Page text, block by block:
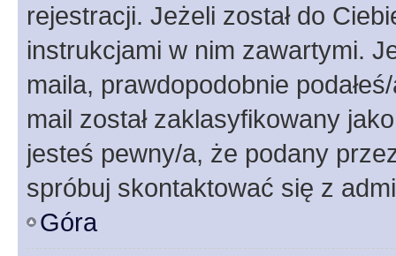
rejestracji. Jeżeli został do
instrukcjami w nim zawartymi.
maila, prawdopodobnie
mail został zaklasyfikowany
jesteś pewny/a, że podany
spróbuj skontaktować się z
Góra